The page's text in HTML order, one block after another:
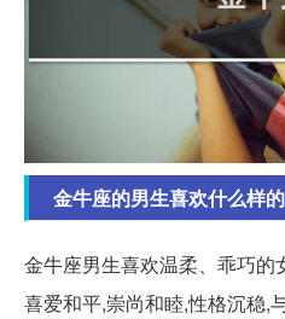
金牛座的男生喜欢什么样
金牛座男生喜欢温柔、乖巧的
喜爱和平,崇尚和睦,性格沉稳,